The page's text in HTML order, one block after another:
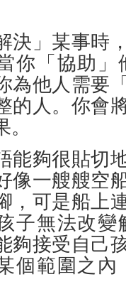
決」某事時
你「協助
為他人需要
的人。你會
能夠很貼切
像一艘艘空
，可是船上
子無法改變
夠接受自己
個範圍之